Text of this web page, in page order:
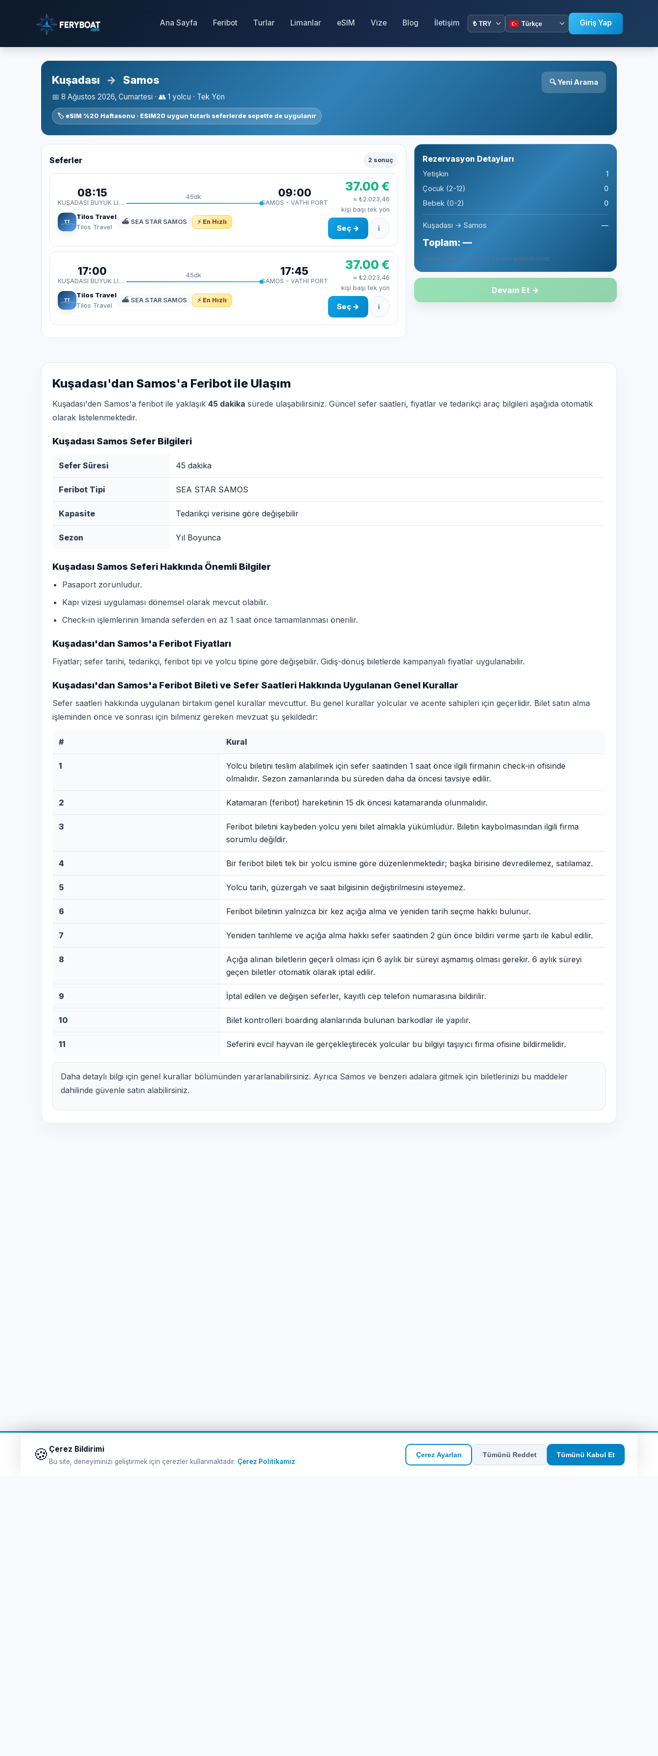
Ana Sayfa Feribot Turlar Limanlar eSIM Vize Blog İletişim Giriş Yap
Kuşadası → Samos
📅 8 Ağustos 2026, Cumartesi · 👥 1 yolcu · Tek Yön
🏷️ eSIM %20 Haftasonu · ESIM20 uygun tutarlı seferlerde sepette de uygulanır
🔍 Yeni Arama
Seferler 2 sonuç
08:15
KUŞADASI BUYUK LIMAN
45dk 09:00
SAMOS - VATHI PORT
Tilos Travel
Tilos Travel
⛴ SEA STAR SAMOS ⚡ En Hızlı
37.00 €
≈ ₺2.023,46
kişi başı tek yön
Seç → ℹ
17:00
KUŞADASI BUYUK LIMAN
45dk 17:45
SAMOS - VATHI PORT
Tilos Travel
Tilos Travel
⛴ SEA STAR SAMOS ⚡ En Hızlı
37.00 €
≈ ₺2.023,46
kişi başı tek yön
Seç → ℹ
Rezervasyon Detayları
Yetişkin
1
Çocuk (2-12)
0
Bebek (0-2)
0
Kuşadası → Samos —
Toplam: —
Seçim yaptıktan sonra devam edebilirsiniz.
Devam Et →
Kuşadası'dan Samos'a Feribot ile Ulaşım
Kuşadası'den Samos'a feribot ile yaklaşık 45 dakika sürede ulaşabilirsiniz. Güncel sefer saatleri, fiyatlar ve tedarikçi araç bilgileri aşağıda otomatik
olarak listelenmektedir.
Kuşadası Samos Sefer Bilgileri
Sefer Süresi 45 dakika
Feribot Tipi SEA STAR SAMOS
Kapasite Tedarikçi verisine göre değişebilir
Sezon Yıl Boyunca
Kuşadası Samos Seferi Hakkında Önemli Bilgiler
Pasaport zorunludur.
Kapı vizesi uygulaması dönemsel olarak mevcut olabilir.
Check-in işlemlerinin limanda seferden en az 1 saat önce tamamlanması önerilir.
Kuşadası'dan Samos'a Feribot Fiyatları
Fiyatlar; sefer tarihi, tedarikçi, feribot tipi ve yolcu tipine göre değişebilir. Gidiş-dönüş biletlerde kampanyalı fiyatlar uygulanabilir.
Kuşadası'dan Samos'a Feribot Bileti ve Sefer Saatleri Hakkında Uygulanan Genel Kurallar
Sefer saatleri hakkında uygulanan birtakım genel kurallar mevcuttur. Bu genel kurallar yolcular ve acente sahipleri için geçerlidir. Bilet satın alma
işleminden önce ve sonrası için bilmeniz gereken mevzuat şu şekildedir:
# Kural
1
Yolcu biletini teslim alabilmek için sefer saatinden 1 saat önce ilgili firmanın check-in ofisinde
olmalıdır. Sezon zamanlarında bu süreden daha da öncesi tavsiye edilir.
2 Katamaran (feribot) hareketinin 15 dk öncesi katamaranda olunmalıdır.
3
Feribot biletini kaybeden yolcu yeni bilet almakla yükümlüdür. Biletin kaybolmasından ilgili firma
sorumlu değildir.
4 Bir feribot bileti tek bir yolcu ismine göre düzenlenmektedir; başka birisine devredilemez, satılamaz.
5 Yolcu tarih, güzergah ve saat bilgisinin değiştirilmesini isteyemez.
6 Feribot biletinin yalnızca bir kez açığa alma ve yeniden tarih seçme hakkı bulunur.
7 Yeniden tarihleme ve açığa alma hakkı sefer saatinden 2 gün önce bildiri verme şartı ile kabul edilir.
8
Açığa alınan biletlerin geçerli olması için 6 aylık bir süreyi aşmamış olması gerekir. 6 aylık süreyi
geçen biletler otomatik olarak iptal edilir.
9 İptal edilen ve değişen seferler, kayıtlı cep telefon numarasına bildirilir.
10 Bilet kontrolleri boarding alanlarında bulunan barkodlar ile yapılır.
11 Seferini evcil hayvan ile gerçekleştirecek yolcular bu bilgiyi taşıyıcı firma ofisine bildirmelidir.
Daha detaylı bilgi için genel kurallar bölümünden yararlanabilirsiniz. Ayrıca Samos ve benzeri adalara gitmek için biletlerinizi bu maddeler
dahilinde güvenle satın alabilirsiniz.
🍪 Çerez Bildirimi
Bu site, deneyiminizi geliştirmek için çerezler kullanmaktadır. Çerez Politikamız
Çerez Ayarları Tümünü Reddet Tümünü Kabul Et